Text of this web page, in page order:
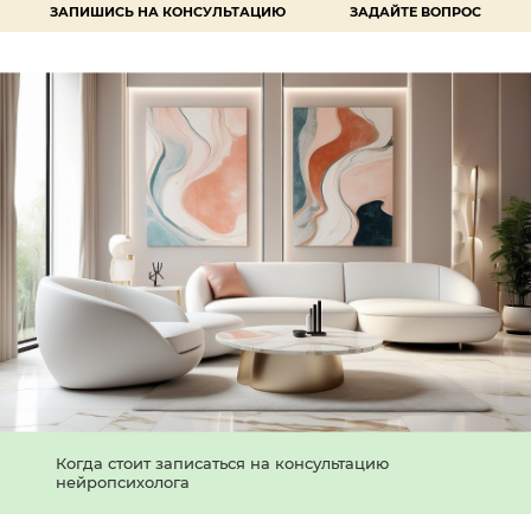
ЗАПИШИСЬ НА КОНСУЛЬТАЦИЮ ЗАДАЙТЕ ВОПРОС
Когда стоит записаться на консультацию
нейропсихолога